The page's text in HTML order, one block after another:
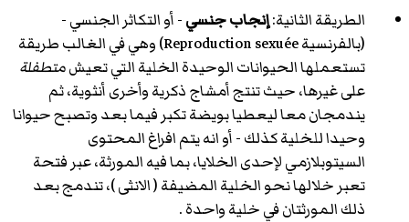
الطريقة الثانية:إنجاب جنسي- أو التكاثر الجنسي -
(بالفرنسية Reproduction sexuée) وهي في الغالب طريقة
تستعملها الحيوانات الوحيدة الخلية التي تعيشمتطفلة
على غيرها، حيث تنتج أمشاج ذكرية وأخرى أنثوية، ثم
يندمجان معا ليعطيا بويضة تكبر فيما بعد وتصبح حيوانا
وحيدا للخلية كذلك - أو انه يتم افراغ المحتوى
السيتوبلازمي لإحدى الخلايا، بما فيه المورثة، عبر فتحة
تعبر خلالها نحو الخلية المضيفة ( الانثى )، تندمج بعد
ذلك المورثتان في خلية واحدة .